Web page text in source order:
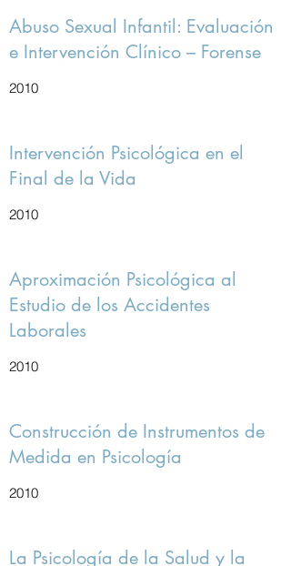
Abuso Sexual Infantil: Evaluación
e Intervención Clínico – Forense
2010
Intervención Psicológica en el
Final de la Vida
2010
Aproximación Psicológica al
Estudio de los Accidentes
Laborales
2010
Construcción de Instrumentos de
Medida en Psicología
2010
La Psicología de la Salud y la